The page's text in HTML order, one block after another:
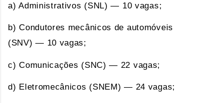
a) Administrativos (SNL) — 10 vagas;
b) Condutores mecânicos de automóveis
(SNV) — 10 vagas;
c) Comunicações (SNC) — 22 vagas;
d) Eletromecânicos (SNEM) — 24 vagas;